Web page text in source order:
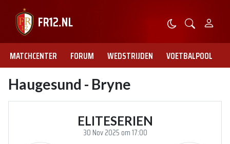
MATCHCENTER FORUM WEDSTRIJDEN VOETBALPOOL
Haugesund - Bryne
ELITESERIEN
30 Nov 2025 om 17:00